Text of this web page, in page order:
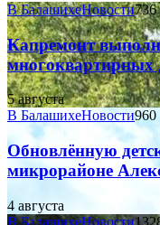
В БалашихеНовости736
Капремонт
многоквартирных
5 августа
В БалашихеНовости960
Обновлённую
микрорайоне
4 августа
В БалашихеНовости